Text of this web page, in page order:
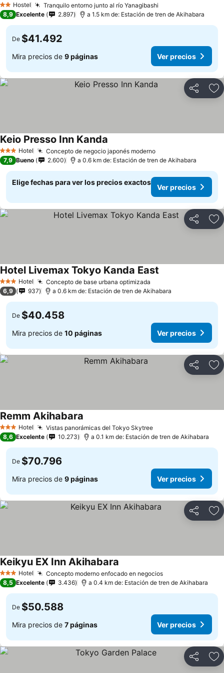
2 Estrellas
Hostel
Tranquilo entorno junto al río Yanagibashi
8,9 Excelente 2.897 a 1.5 km de: Estación de tren de Akihabara
De $41.492
Mira precios de 9 páginas Ver precios
Compartir
3 Estrellas
Hotel Concepto de negocio japonés moderno
Keio Presso Inn Kanda
7,9 Bueno 2.600 a 0.6 km de: Estación de tren de Akihabara
Elige fechas para ver los precios exactos
Ver precios
Compartir
3 Estrellas
Hotel Concepto de base urbana optimizada
Hotel Livemax Tokyo Kanda East
6,9 937 a 0.6 km de: Estación de tren de Akihabara
De $40.458
Mira precios de 10 páginas Ver precios
Compartir
3 Estrellas
Hotel Vistas panorámicas del Tokyo Skytree
Remm Akihabara
8,6 Excelente 10.273 a 0.1 km de: Estación de tren de Akihabara
De $70.796
Mira precios de 9 páginas Ver precios
Compartir
3 Estrellas
Hotel Concepto moderno enfocado en negocios
Keikyu EX Inn Akihabara
8,5 Excelente 3.436 a 0.4 km de: Estación de tren de Akihabara
De $50.588
Mira precios de 7 páginas Ver precios
Compartir